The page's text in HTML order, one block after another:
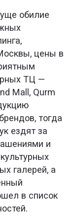
обилие
цены в
ТЦ —
Mall, Qurm
тогда
ездят за
и
галерей, а
в список